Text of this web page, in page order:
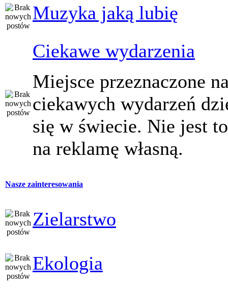
Muzyka jaką lubię
Ciekawe wydarzenia
Miejsce przeznaczone
ciekawych wydarzeń
się w świecie. Nie jest
na reklamę własną.
Nasze zainteresowania
Zielarstwo
Ekologia